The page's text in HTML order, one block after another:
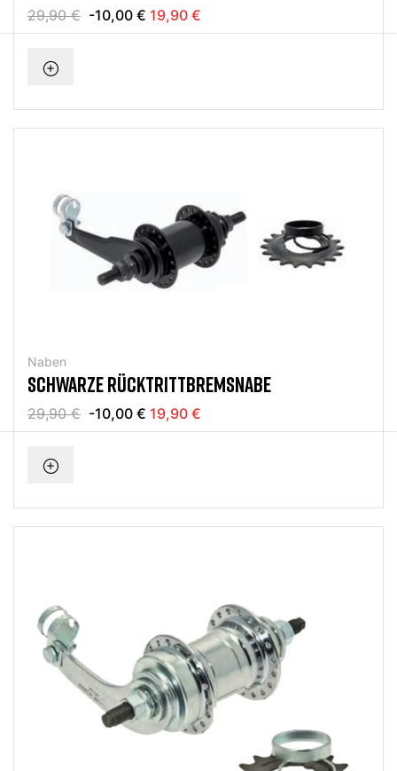
29,90 € -10,00 € 19,90 €
Naben
SCHWARZE RÜCKTRITTBREMSNABE
29,90 € -10,00 € 19,90 €